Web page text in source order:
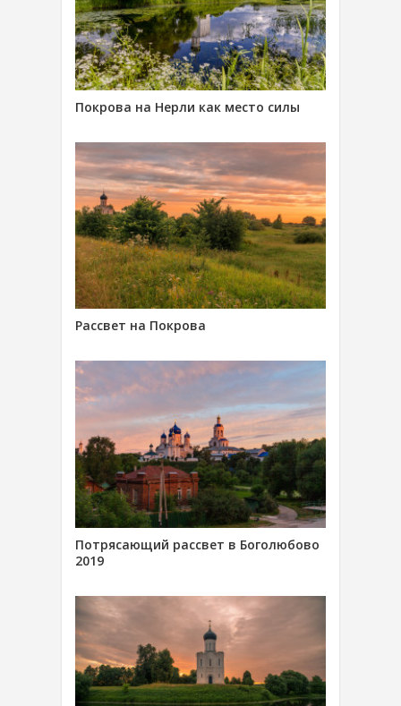
Покрова на Нерли как место силы
Рассвет на Покрова
Потрясающий рассвет в Боголюбово
2019